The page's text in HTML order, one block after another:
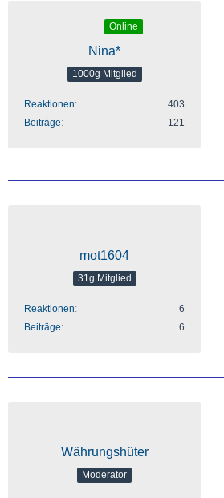
Online
Nina*
1000g Mitglied
Reaktionen
403
Beiträge
121
mot1604
31g Mitglied
Reaktionen
6
Beiträge
6
Währungshüter
Moderator